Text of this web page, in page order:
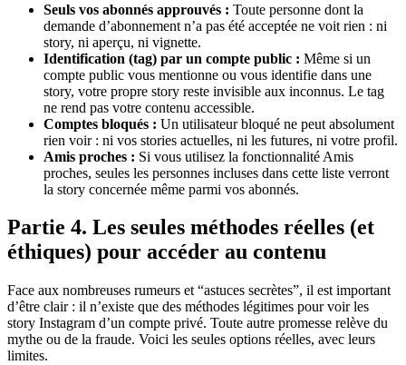
Seuls vos abonnés approuvés : Toute personne dont la
demande d’abonnement n’a pas été acceptée ne voit rien : ni
story, ni aperçu, ni vignette.
Identification (tag) par un compte public : Même si un
compte public vous mentionne ou vous identifie dans une
story, votre propre story reste invisible aux inconnus. Le tag
ne rend pas votre contenu accessible.
Comptes bloqués : Un utilisateur bloqué ne peut absolument
rien voir : ni vos stories actuelles, ni les futures, ni votre profil.
Amis proches : Si vous utilisez la fonctionnalité Amis
proches, seules les personnes incluses dans cette liste verront
la story concernée même parmi vos abonnés.
Partie 4. Les seules méthodes réelles (et
éthiques) pour accéder au contenu
Face aux nombreuses rumeurs et “astuces secrètes”, il est important
d’être clair : il n’existe que des méthodes légitimes pour voir les
story Instagram d’un compte privé. Toute autre promesse relève du
mythe ou de la fraude. Voici les seules options réelles, avec leurs
limites.